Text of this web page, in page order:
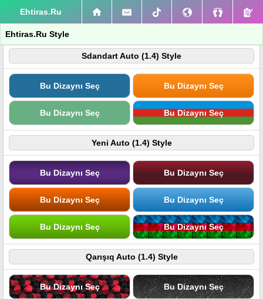
Ehtiras.Ru
Ehtiras.Ru Style
Sdandart Auto (1.4) Style
Bu Dizaynı Seç Bu Dizaynı Seç
Bu Dizaynı Seç Bu Dizaynı Seç
Yeni Auto (1.4) Style
Bu Dizaynı Seç Bu Dizaynı Seç
Bu Dizaynı Seç Bu Dizaynı Seç
Bu Dizaynı Seç Bu Dizaynı Seç
Qarışıq Auto (1.4) Style
Bu Dizaynı Seç Bu Dizaynı Seç